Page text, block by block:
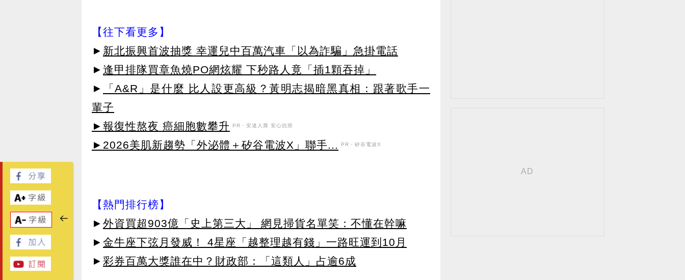
【往下看更多】
► 新北振興首波抽獎 幸運兒中百萬汽車「以為詐騙」急掛電話
► 逢甲排隊買章魚燒PO網炫耀 下秒路人竟「插1顆吞掉」
►
「A&R」是什麼 比人設更高級？黃明志揭暗黑真相：跟著歌手一
輩子
►報復性熬夜 癌細胞數攀升
PR・安達人壽 安心抗癌
►2026美肌新趨勢「外泌體＋矽谷電波X」聯手... PR・矽谷電波X
【熱門排行榜】
► 外資買超903億「史上第三大」 網見掃貨名單笑：不懂在幹嘛
► 金牛座下弦月發威！ 4星座「越整理越有錢」一路旺運到10月
► 彩券百萬大獎誰在中？財政部：「這類人」占逾6成